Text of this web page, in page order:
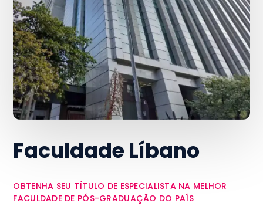
Faculdade Líbano
OBTENHA SEU TÍTULO DE ESPECIALISTA NA MELHOR
FACULDADE DE PÓS-GRADUAÇÃO DO PAÍS